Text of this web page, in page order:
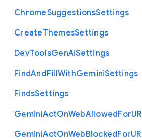
ChromeSuggestionsSettings
CreateThemesSettings
DevToolsGenAiSettings
FindAndFillWithGeminiSettings
FindsSettings
GeminiActOnWebAllowedForUR
GeminiActOnWebBlockedForUR